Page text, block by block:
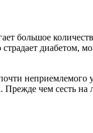
большое
диабетом,
неприемлемого
чем сесть